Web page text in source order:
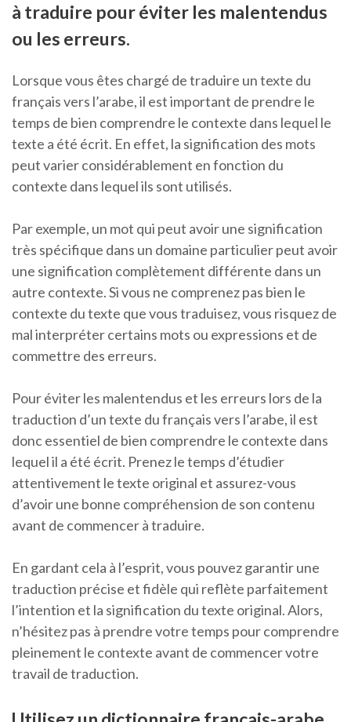
à traduire pour éviter les malentendus
ou les erreurs.
Lorsque vous êtes chargé de traduire un texte du
français vers l’arabe, il est important de prendre le
temps de bien comprendre le contexte dans lequel le
texte a été écrit. En effet, la signification des mots
peut varier considérablement en fonction du
contexte dans lequel ils sont utilisés.
Par exemple, un mot qui peut avoir une signification
très spécifique dans un domaine particulier peut avoir
une signification complètement différente dans un
autre contexte. Si vous ne comprenez pas bien le
contexte du texte que vous traduisez, vous risquez de
mal interpréter certains mots ou expressions et de
commettre des erreurs.
Pour éviter les malentendus et les erreurs lors de la
traduction d’un texte du français vers l’arabe, il est
donc essentiel de bien comprendre le contexte dans
lequel il a été écrit. Prenez le temps d’étudier
attentivement le texte original et assurez-vous
d’avoir une bonne compréhension de son contenu
avant de commencer à traduire.
En gardant cela à l’esprit, vous pouvez garantir une
traduction précise et fidèle qui reflète parfaitement
l’intention et la signification du texte original. Alors,
n’hésitez pas à prendre votre temps pour comprendre
pleinement le contexte avant de commencer votre
travail de traduction.